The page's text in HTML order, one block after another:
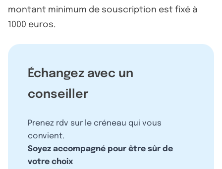
montant minimum de souscription est fixé à
1000 euros.
Échangez avec un
conseiller
Prenez rdv sur le créneau qui vous
convient.
Soyez accompagné pour être sûr de
votre choix